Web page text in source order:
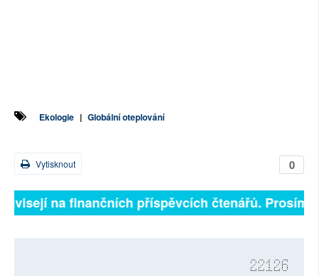
Ekologie | Globální oteplování
0
Vytisknout
na finančních příspěvcích čtenářů. Prosíme,
22126